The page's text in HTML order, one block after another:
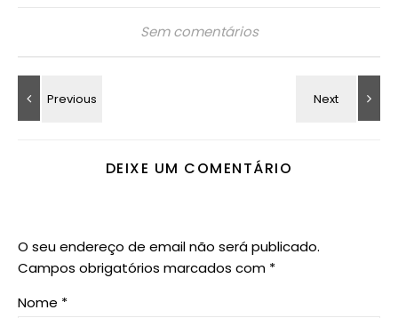
Sem comentários
DEIXE UM COMENTÁRIO
O seu endereço de email não será publicado.
Campos obrigatórios marcados com *
Nome *